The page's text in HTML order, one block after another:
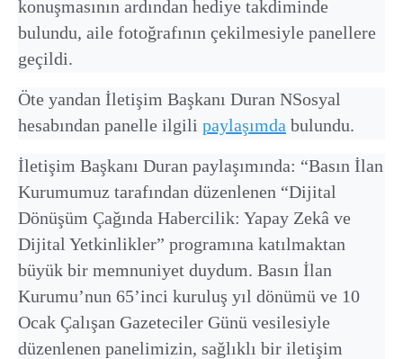
konuşmasının ardından hediye takdiminde
bulundu, aile fotoğrafının çekilmesiyle panellere
geçildi.
Öte yandan İletişim Başkanı Duran NSosyal
hesabından panelle ilgili paylaşımda bulundu.
İletişim Başkanı Duran paylaşımında: “Basın İlan
Kurumumuz tarafından düzenlenen “Dijital
Dönüşüm Çağında Habercilik: Yapay Zekâ ve
Dijital Yetkinlikler” programına katılmaktan
büyük bir memnuniyet duydum. Basın İlan
Kurumu’nun 65’inci kuruluş yıl dönümü ve 10
Ocak Çalışan Gazeteciler Günü vesilesiyle
düzenlenen panelimizin, sağlıklı bir iletişim